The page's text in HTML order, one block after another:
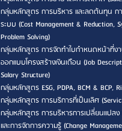
กลุ่มหลักสูตร การบริหาร และลดต้นทุน ก
ระบบ (Cost Management & Reduction,
Problem Solving)
กลุ่มหลักสูตร การจัดทำใบกำหนดหน้าที่ง
ออกแบบโครงสร้างเงินเดือน (Job
Salary Structure)
กลุ่มหลักสูตร ESG, PDPA, BCM & BCP,
กลุ่มหลักสูตร การบริการที่เป็นเลิศ
กลุ่มหลักสูตร การบริหารการเปลี่ยนแป
และการจัดการความรู้ (Change